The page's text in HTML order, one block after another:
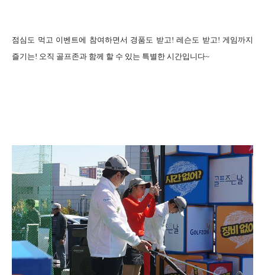
점심도 먹고 이벤트에 참여하면서 경품도 받고! 레슨도 받고! 게임까지
즐기는! 오직 골프존과 함께 할 수 있는 특별한 시간입니다~